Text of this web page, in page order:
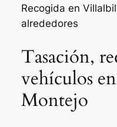
Recogida en
alrededores
Tasación,
vehículos
Montejo